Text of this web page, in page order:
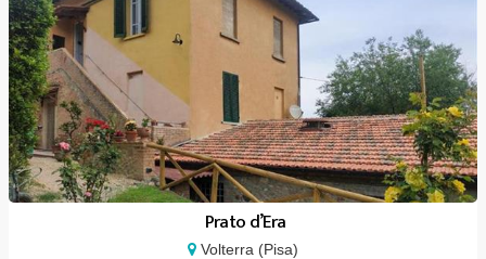
Prato d’Era
Volterra (Pisa)